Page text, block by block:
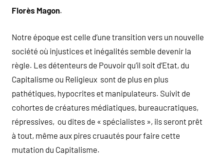
Florès Magon.
Notre époque est celle d’une transition vers un nouvelle
société où injustices et inégalités semble devenir la
règle. Les détenteurs de Pouvoir qu’il soit d’Etat, du
Capitalisme ou Religieux sont de plus en plus
pathétiques, hypocrites et manipulateurs. Suivit de
cohortes de créatures médiatiques, bureaucratiques,
répressives, ou dites de « spécialistes », ils seront prêt
à tout, même aux pires cruautés pour faire cette
mutation du Capitalisme.